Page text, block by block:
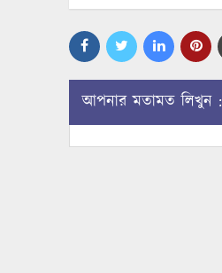
আপনার মতামত লিখুন :